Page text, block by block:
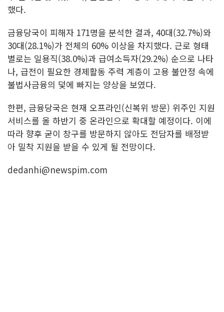
했다.
금융당국이 피해자 171명을 분석한 결과, 40대(32.7%)와
30대(28.1%)가 전체의 60% 이상을 차지했다. 근로 형태
별로는 일용직(38.0%)과 급여소득자(29.2%) 순으로 나타
나, 급전이 필요한 경제활동 주력 계층이 고용 불안정 속에
불법사금융의 덫에 빠지는 양상을 보였다.
한편, 금융당국은 현재 오프라인(신복위 방문) 위주인 지원
서비스를 올 하반기 중 온라인으로 확대할 예정이다. 이에
따라 향후 굳이 창구를 방문하지 않아도 전담자를 배정받
아 밀착 지원을 받을 수 있게 될 전망이다.
dedanhi@newspim.com